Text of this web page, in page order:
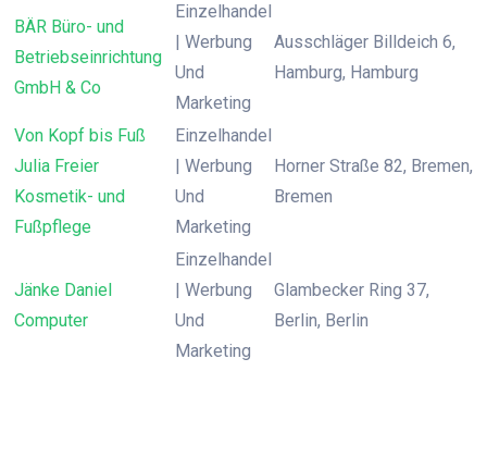
BÄR Büro- und
Betriebseinrichtung
GmbH & Co
Einzelhandel
| Werbung
Und
Marketing
Ausschläger Billdeich 6,
Hamburg, Hamburg
Von Kopf bis Fuß
Julia Freier
Kosmetik- und
Fußpflege
Einzelhandel
| Werbung
Und
Marketing
Horner Straße 82, Bremen,
Bremen
Jänke Daniel
Computer
Einzelhandel
| Werbung
Und
Marketing
Glambecker Ring 37,
Berlin, Berlin